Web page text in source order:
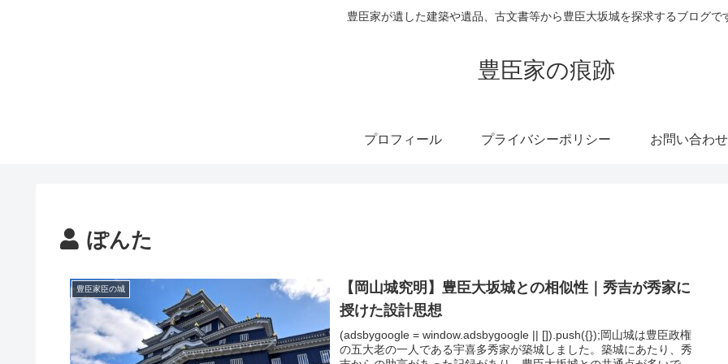
豊臣家が遺した建築や遺品、古文書等から豊臣大坂城を探求するブログで
豊臣家の痕跡
プロフィール プライバシーポリシー お問い合わせ
ぽんた
豊臣家臣の城
【岡山城究明】豊臣大坂城との相似性｜秀吉が秀家に
授けた設計思想
(adsbygoogle = window.adsbygoogle || []).push({});岡山城は豊臣政権
の五大老の一人である宇喜多秀家が築城しました。築城にあたり、秀